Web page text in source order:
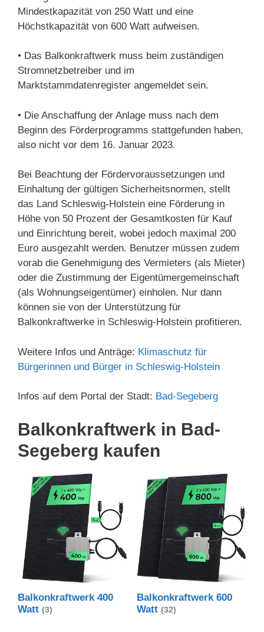
Mindestkapazität von 250 Watt und eine
Höchstkapazität von 600 Watt aufweisen.
• Das Balkonkraftwerk muss beim zuständigen
Stromnetzbetreiber und im
Marktstammdatenregister angemeldet sein.
• Die Anschaffung der Anlage muss nach dem
Beginn des Förderprogramms stattgefunden haben,
also nicht vor dem 16. Januar 2023.
Bei Beachtung der Fördervoraussetzungen und
Einhaltung der gültigen Sicherheitsnormen, stellt
das Land Schleswig-Holstein eine Förderung in
Höhe von 50 Prozent der Gesamtkosten für Kauf
und Einrichtung bereit, wobei jedoch maximal 200
Euro ausgezahlt werden. Benutzer müssen zudem
vorab die Genehmigung des Vermieters (als Mieter)
oder die Zustimmung der Eigentümergemeinschaft
(als Wohnungseigentümer) einholen. Nur dann
können sie von der Unterstützung für
Balkonkraftwerke in Schleswig-Holstein profitieren.
Weitere Infos und Anträge: Klimaschutz für
Bürgerinnen und Bürger in Schleswig-Holstein
Infos auf dem Portal der Stadt: Bad-Segeberg
Balkonkraftwerk in Bad-
Segeberg kaufen
Balkonkraftwerk 400
Watt (3)
Balkonkraftwerk 600
Watt (32)